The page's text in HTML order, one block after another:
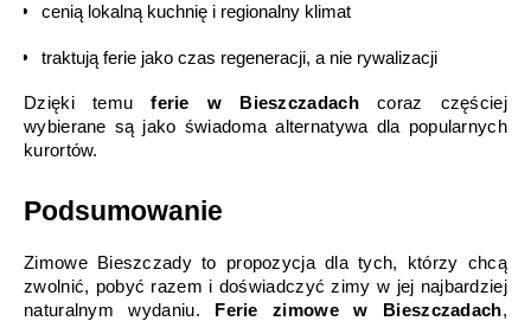
cenią lokalną kuchnię i regionalny klimat
traktują ferie jako czas regeneracji, a nie rywalizacji
Dzięki temu ferie w Bieszczadach coraz częściej
wybierane są jako świadoma alternatywa dla popularnych
kurortów.
Podsumowanie
Zimowe Bieszczady to propozycja dla tych, którzy chcą
zwolnić, pobyć razem i doświadczyć zimy w jej najbardziej
naturalnym wydaniu.
Ferie zimowe w Bieszczadach,